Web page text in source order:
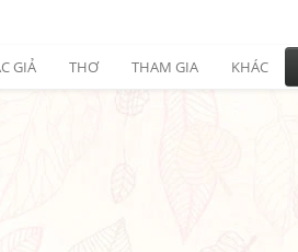
GIẢ THƠ THAM GIA KHÁC